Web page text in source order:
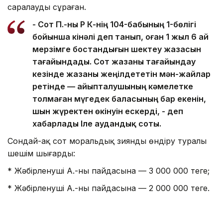
саралауды сұраған.
- Сот П.-ны ҚР ҚК-нің 104-бабының 1-бөлігі
бойынша кінәлі деп танып, оған 1 жыл 6 ай
мерзімге бостандығын шектеу жазасын
тағайындады. Сот жазаны тағайындау
кезінде жазаны жеңілдететін мән-жайлар
ретінде — айыпталушының кәмелетке
толмаған мүгедек баласының бар екенін,
шын жүректен өкінуін ескерді, - деп
хабарлады Іле аудандық соты.
Сондай-ақ сот моральдық зиянды өндіру туралы
шешім шығарды:
* Жәбірленуші А.-ның пайдасына — 3 000 000 теңге;
* Жәбірленуші А.-ның пайдасына — 2 000 000 теңге.